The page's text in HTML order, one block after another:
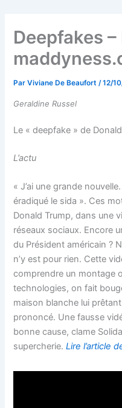
Deepfakes
ParViviane De Beaufort/12/
Geraldine Russel
Le « deepfake » de
L’actu
« J’ai une grande
éradiqué le sida ». Ces
Donald Trump, dans une
réseaux sociaux. Encore
du Président américain ?
n’y est pour rien. Cette
comprendre un montage
technologies, on fait
maison blanche lui prêtant
prononcé. Une fausse
bonne cause, clame
supercherie.Lire l’article